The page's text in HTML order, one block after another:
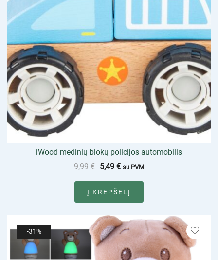
iWood medinių blokų policijos automobilis
9,99€ 5,49 € su PVM
Į KREPŠELĮ
-31%